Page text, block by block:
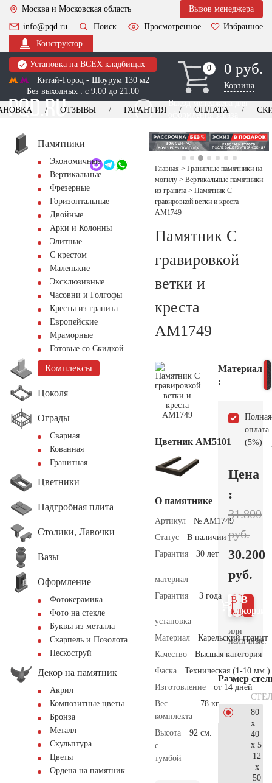
Москва и Московская область
Вызов менеджера
info@pqd.ru
Поиск Просмотренное
Избранное
Конструктор
Установка на ВСЕХ кладбищах
Китай-Город - Шоурум 130 м2
Без выходных : с 9:00 до 21:00
0
0 0 руб.
Корзина
Выезд менеджера для
оформления заказа
+7 (495) 518-44-23
Обратный звонок
ОТЗЫВЫ ГАРАНТИЯ ОПЛАТА
Памятники
Экономичные
Вертикальные
Фрезерные
Горизонтальные
Двойные
Арки и Колонны
Элитные
С крестом
Маленькие
Эксклюзивные
Часовни и Голгофы
Кресты из гранита
Европейские
Мраморные
Готовые со Скидкой
Комплексы
Цоколя
Ограды
Сварная
Кованная
Гранитная
Цветники
Надгробная плита
Столики, Лавочки
Вазы
Оформление
Фотокерамика
Фото на стекле
Буквы из металла
Скарпель и Позолота
Пескоструй
Декор на памятник
Акрил
Композитные цветы
Бронза
Металл
Скульптура
Цветы
Ордена на памятник
Главная > Гранитные памятники на
могилу > Вертикальные памятники
из гранита > Памятник С
гравировкой ветки и креста
AM1749
Памятник С
гравировкой
ветки и
креста
AM1749
Цветник АМ5101
О памятнике
Артикул
№ AM1749
Статус
В наличии
Гарантия
—
материал
30 лет
Гарантия
—
установка
3 года
Материал
Карельский гранит
Качество
Высшая категория
Фаска
Техническая (1-10 мм.)
Изготовление
от 14 дней
Вес
комплекта
78 кг.
Высота
с
тумбой
92 см.
Материал
:
Полная
оплата
(5%)
Цена
:
31.800
руб.
30.200
руб.
В
В 1
клик
или
наличные.
Размер
80
x
40
x 5
12
x
50